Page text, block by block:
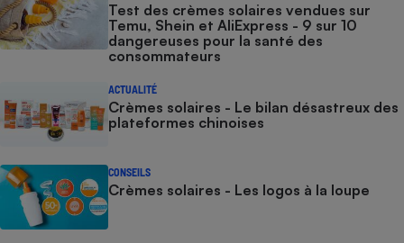
Test des crèmes solaires vendues sur
Temu, Shein et AliExpress - 9 sur 10
dangereuses pour la santé des
consommateurs
ACTUALITÉ
Crèmes solaires - Le bilan désastreux des
plateformes chinoises
CONSEILS
Crèmes solaires - Les logos à la loupe